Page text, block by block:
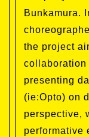
Bunkamura.
the project
collaboration
presenting
(ie:Opto) on
perspective,
performative